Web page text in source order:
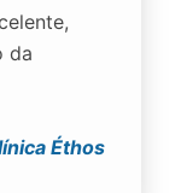
da
Éthos